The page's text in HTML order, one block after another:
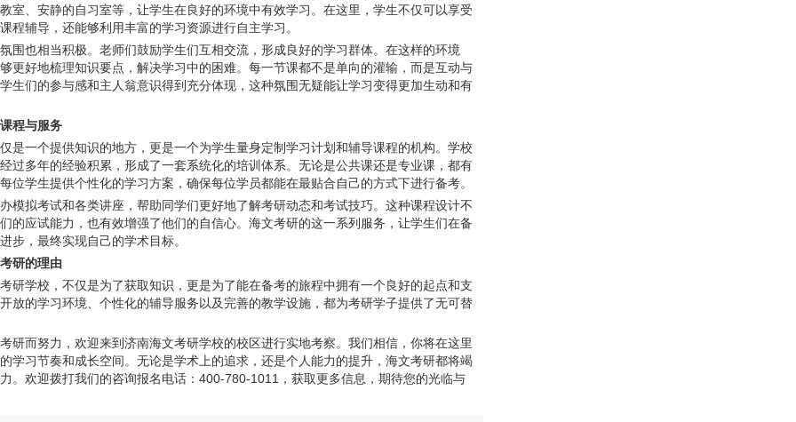
室、安静的自习室等，让学生在良好的环境中有效学习。在这里，学生不仅可以享受
程辅导，还能够利用丰富的学习资源进行自主学习。
围也相当积极。老师们鼓励学生们互相交流，形成良好的学习群体。在这样的环境
更好地梳理知识要点，解决学习中的困难。每一节课都不是单向的灌输，而是互动与
生们的参与感和主人翁意识得到充分体现，这种氛围无疑能让学习变得更加生动和有
程与服务
是一个提供知识的地方，更是一个为学生量身定制学习计划和辅导课程的机构。学校
过多年的经验积累，形成了一套系统化的培训体系。无论是公共课还是专业课，都有
位学生提供个性化的学习方案，确保每位学员都能在最贴合自己的方式下进行备考。
模拟考试和各类讲座，帮助同学们更好地了解考研动态和考试技巧。这种课程设计不
的应试能力，也有效增强了他们的自信心。海文考研的这一系列服务，让学生们在备
步，最终实现自己的学术目标。
研的理由
研学校，不仅是为了获取知识，更是为了能在备考的旅程中拥有一个良好的起点和支
放的学习环境、个性化的辅导服务以及完善的教学设施，都为考研学子提供了无可替
研而努力，欢迎来到济南海文考研学校的校区进行实地考察。我们相信，你将在这里
学习节奏和成长空间。无论是学术上的追求，还是个人能力的提升，海文考研都将竭
。欢迎拨打我们的咨询报名电话： 400-780-1011 ，获取更多信息，期待您的光临与